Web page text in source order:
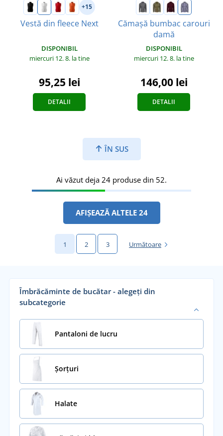
+15
Vestă din fleece Next
DISPONIBIL
miercuri 12. 8. la tine
95,25 lei
DETALII
Cămașă bumbac carouri
damă
DISPONIBIL
miercuri 12. 8. la tine
146,00 lei
DETALII
ÎN SUS
Ai văzut deja 24 produse din 52.
AFIȘEAZĂ ALTELE 24
1 2 3 Următoare
Îmbrăcăminte de bucătar - alegeți din
subcategorie
Pantaloni de lucru
Șorțuri
Halate